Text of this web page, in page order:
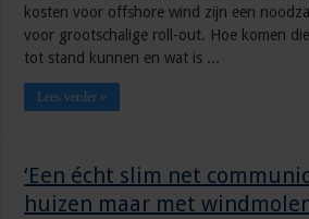
kosten voor offshore wind zijn een
voor grootschalige roll-out. Hoe komen
tot stand kunnen en wat is ...
Lees verder »
‘Een écht slim net
huizen maar met